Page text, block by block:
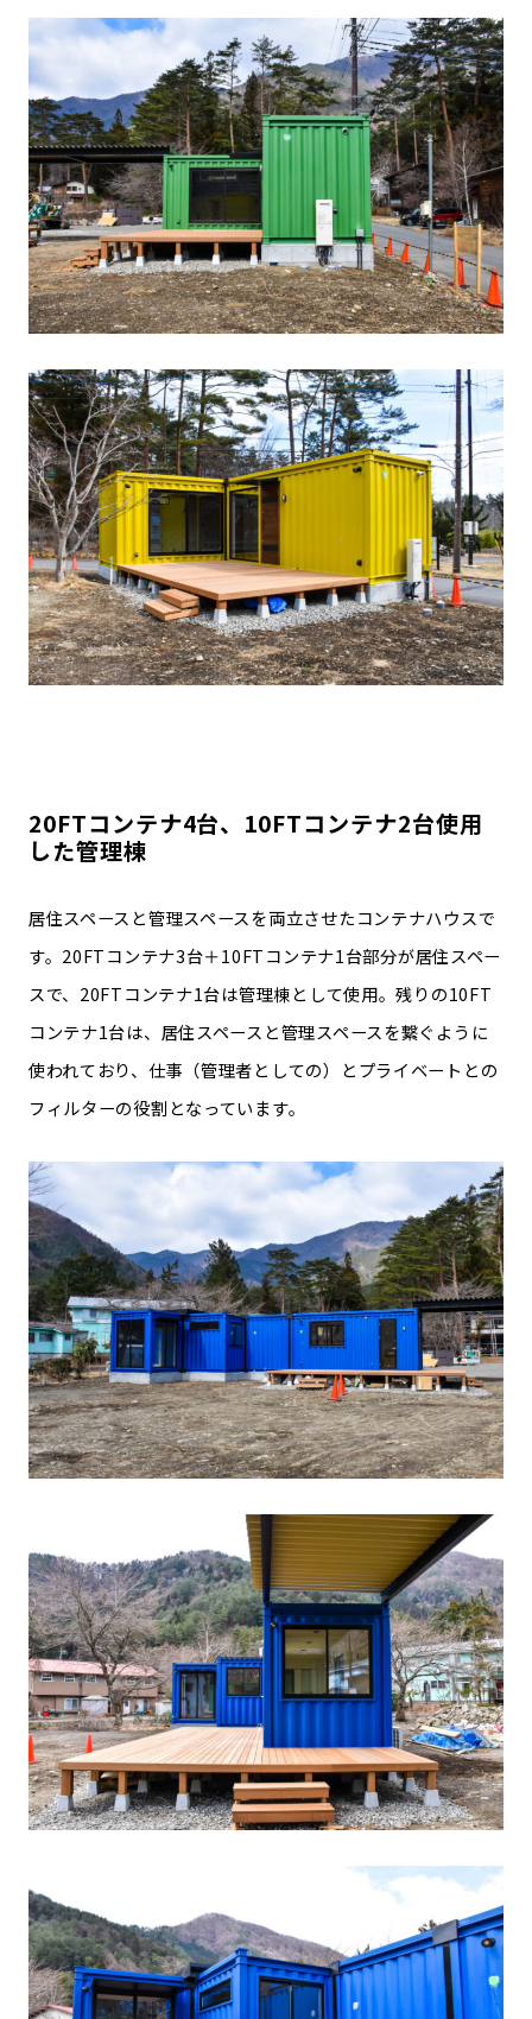
20FTコンテナ4台、10FTコンテナ2台使用
した管理棟
居住スペースと管理スペースを両立させたコンテナハウスで
す。20FTコンテナ3台＋10FTコンテナ1台部分が居住スペー
スで、20FTコンテナ1台は管理棟として使用。残りの10FT
コンテナ1台は、居住スペースと管理スペースを繋ぐように
使われており、仕事（管理者としての）とプライベートとの
フィルターの役割となっています。